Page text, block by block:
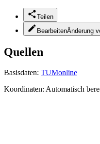
Teilen
BearbeitenÄnderung
Quellen
Basisdaten: TUMonline
Koordinaten: Automatisch